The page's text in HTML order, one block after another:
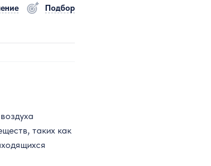
Подбор
таких как